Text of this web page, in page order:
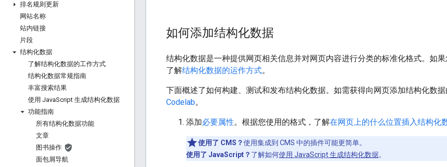
排名规则更新
网站名称
站内链接
片段
结构化数据
了解结构化数据的工作方式
结构化数据常规指南
丰富搜索结果
使用 JavaScript 生成结构化数据
功能指南
所有结构化数据功能
文章
图书操作
面包屑导航
如何添加结构化数据
结构化数据是一种提供网页相关信息并对网页内容进行分类的标准化格式。如
了解结构化数据的运作方式。
下面概述了如何构建、测试和发布结构化数据。如需获得向网页添加结构化数
Codelab。
添加必要属性。根据您使用的格式，了解在网页上的什么位置插入结构化
使用了 CMS？使用集成到 CMS 中的插件可能更简单。
使用了 JavaScript？ 了解如何使用 JavaScript 生成结构化数据。